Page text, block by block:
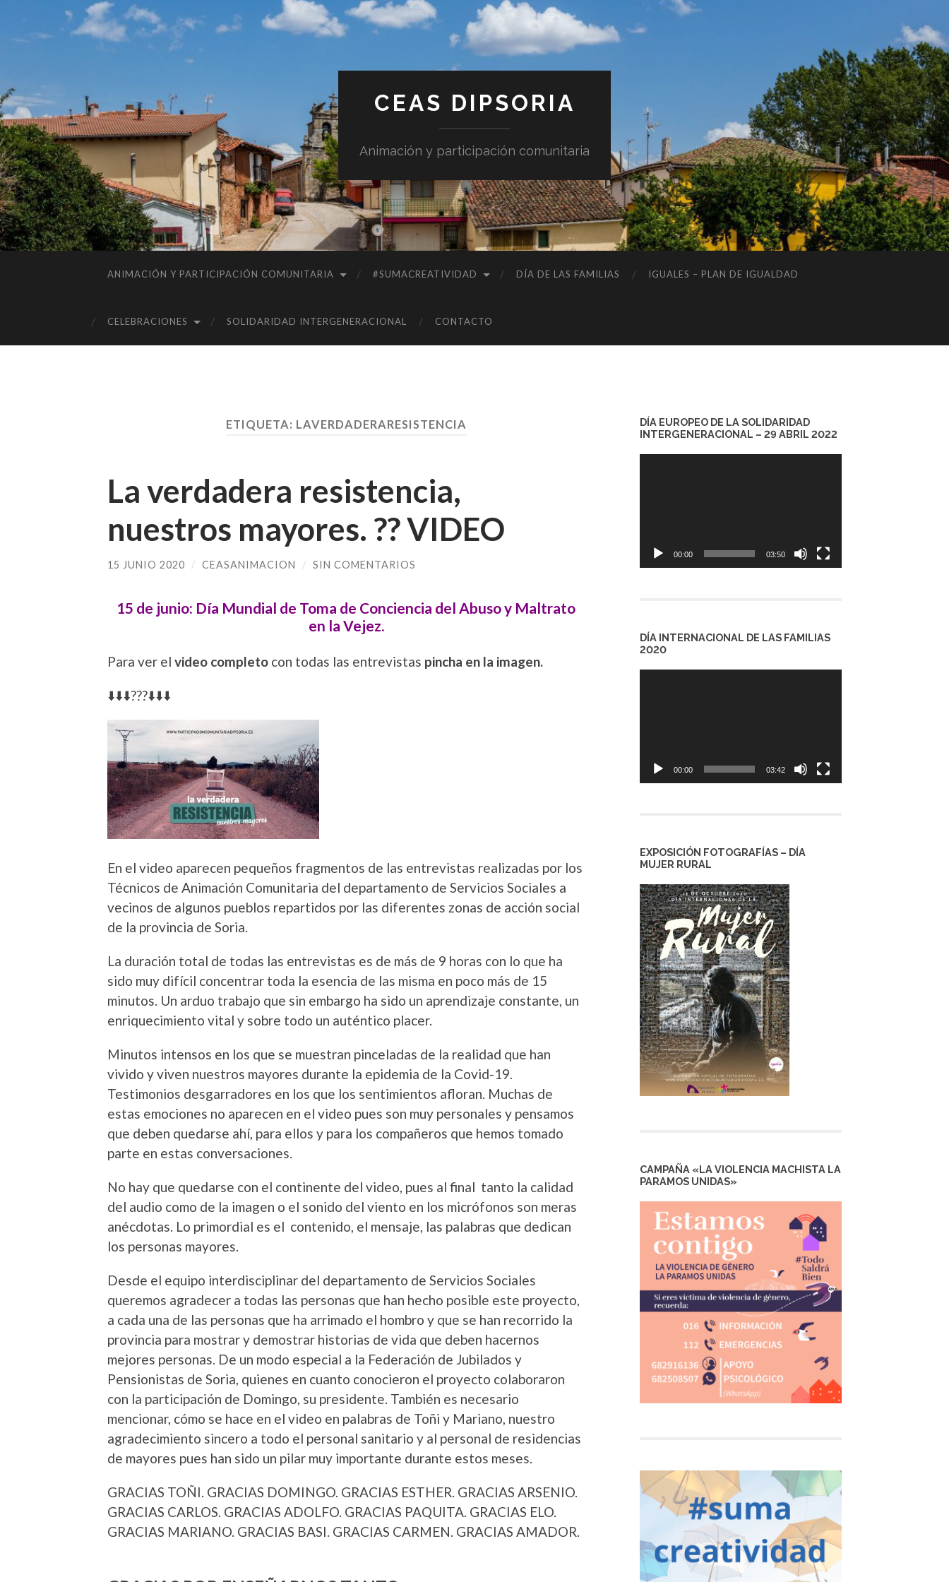
CEAS DIPSORIA
Animación y participación comunitaria
ANIMACIÓN Y PARTICIPACIÓN COMUNITARIA #SUMACREATIVIDAD DÍA DE LAS FAMILIAS IGUALES – PLAN DE IGUALDAD
CELEBRACIONES SOLIDARIDAD INTERGENERACIONAL CONTACTO
ETIQUETA: LAVERDADERARESISTENCIA
La verdadera resistencia,
nuestros mayores. ?? VIDEO
15 JUNIO 2020 / CEASANIMACION / SIN COMENTARIOS
15 de junio: Día Mundial de Toma de Conciencia del Abuso y Maltrato
en la Vejez.
Para ver el video completo con todas las entrevistas pincha en la imagen.
⬇️⬇️⬇️???⬇️⬇️⬇️
En el video aparecen pequeños fragmentos de las entrevistas realizadas por los
Técnicos de Animación Comunitaria del departamento de Servicios Sociales a
vecinos de algunos pueblos repartidos por las diferentes zonas de acción social
de la provincia de Soria.
La duración total de todas las entrevistas es de más de 9 horas con lo que ha
sido muy difícil concentrar toda la esencia de las misma en poco más de 15
minutos. Un arduo trabajo que sin embargo ha sido un aprendizaje constante, un
enriquecimiento vital y sobre todo un auténtico placer.
Minutos intensos en los que se muestran pinceladas de la realidad que han
vivido y viven nuestros mayores durante la epidemia de la Covid-19.
Testimonios desgarradores en los que los sentimientos afloran. Muchas de
estas emociones no aparecen en el video pues son muy personales y pensamos
que deben quedarse ahí, para ellos y para los compañeros que hemos tomado
parte en estas conversaciones.
No hay que quedarse con el continente del video, pues al final tanto la calidad
del audio como de la imagen o el sonido del viento en los micrófonos son meras
anécdotas. Lo primordial es el contenido, el mensaje, las palabras que dedican
los personas mayores.
Desde el equipo interdisciplinar del departamento de Servicios Sociales
queremos agradecer a todas las personas que han hecho posible este proyecto,
a cada una de las personas que ha arrimado el hombro y que se han recorrido la
provincia para mostrar y demostrar historias de vida que deben hacernos
mejores personas. De un modo especial a la Federación de Jubilados y
Pensionistas de Soria, quienes en cuanto conocieron el proyecto colaboraron
con la participación de Domingo, su presidente. También es necesario
mencionar, cómo se hace en el video en palabras de Toñi y Mariano, nuestro
agradecimiento sincero a todo el personal sanitario y al personal de residencias
de mayores pues han sido un pilar muy importante durante estos meses.
GRACIAS TOÑI. GRACIAS DOMINGO. GRACIAS ESTHER. GRACIAS ARSENIO.
GRACIAS CARLOS. GRACIAS ADOLFO. GRACIAS PAQUITA. GRACIAS ELO.
GRACIAS MARIANO. GRACIAS BASI. GRACIAS CARMEN. GRACIAS AMADOR.
DÍA EUROPEO DE LA SOLIDARIDAD
INTERGENERACIONAL – 29 ABRIL 2022
00:00 03:50
DÍA INTERNACIONAL DE LAS FAMILIAS
2020
00:00 03:42
EXPOSICIÓN FOTOGRAFÍAS – DÍA
MUJER RURAL
CAMPAÑA «LA VIOLENCIA MACHISTA LA
PARAMOS UNIDAS»